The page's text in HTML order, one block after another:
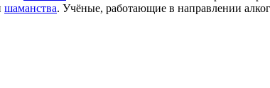
шаманства. Учёные, работающие в направлении